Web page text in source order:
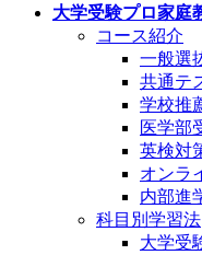
大学受験プロ家庭
コース紹介
一般選
共通テ
学校推
医学部
英検対
オンラ
内部進
科目別学習法
大学受